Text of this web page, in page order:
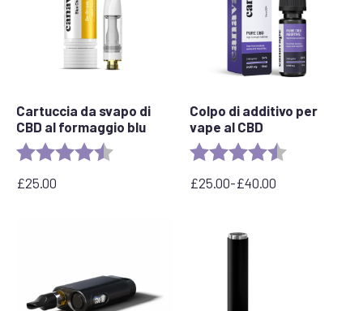
Cartuccia da svapo di
CBD al formaggio blu
Valutazione:
£25.00
Colpo di additivo per
vape al CBD
Valutazione:
£25.00-£40.00
Fascia